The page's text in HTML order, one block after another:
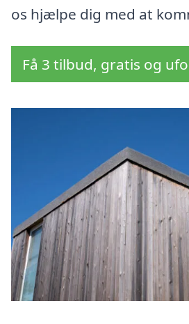
os hjælpe dig med at
Få 3 tilbud, gratis og